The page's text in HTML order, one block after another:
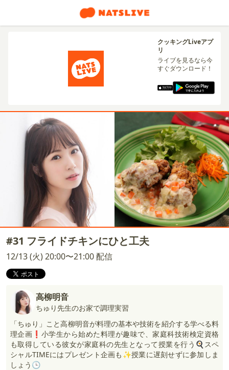
クッキングLiveアプ
リ
ライブを見るなら今
すぐダウンロード！
#31 フライドチキンにひと工夫
12/13 (火) 20:00〜21:00 配信
高柳明音
ちゅり先生のお家で調理実習
「ちゅり」こと高柳明音が料理の基本や技術を紹介する学べる料
理企画❗小学生から始めた料理が趣味で、家庭科技術検定資格
も取得している彼女が家庭科の先生となって授業を行う🍳スペ
シャルTIMEにはプレゼント企画も✨授業に遅刻せずに参加しま
しょう🕒